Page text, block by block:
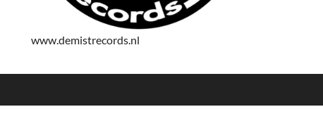
www.demistrecords.nl